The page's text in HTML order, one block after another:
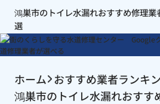
鴻巣市のトイレ水漏れおすすめ修理
選
ホーム おすすめ業者ランキ
鴻巣市のトイレ水漏れおすす